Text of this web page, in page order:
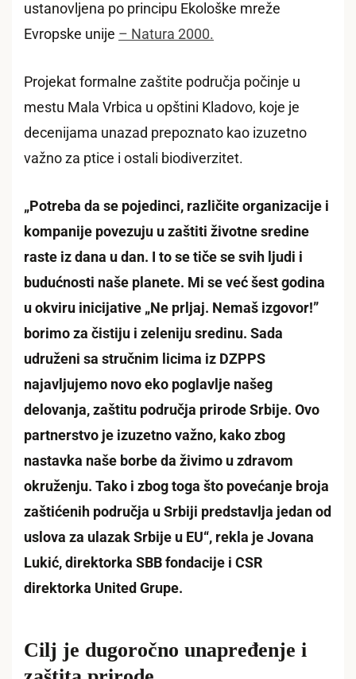
ustanovljena po principu Ekološke mreže
Evropske unije – Natura 2000.
Projekat formalne zaštite područja počinje u
mestu Mala Vrbica u opštini Kladovo, koje je
decenijama unazad prepoznato kao izuzetno
važno za ptice i ostali biodiverzitet.
„Potreba da se pojedinci, različite organizacije i
kompanije povezuju u zaštiti životne sredine
raste iz dana u dan. I to se tiče se svih ljudi i
budućnosti naše planete. Mi se već šest godina
u okviru inicijative „Ne prljaj. Nemaš izgovor!”
borimo za čistiju i zeleniju sredinu. Sada
udruženi sa stručnim licima iz DZPPS
najavljujemo novo eko poglavlje našeg
delovanja, zaštitu područja prirode Srbije. Ovo
partnerstvo je izuzetno važno, kako zbog
nastavka naše borbe da živimo u zdravom
okruženju. Tako i zbog toga što povećanje broja
zaštićenih područja u Srbiji predstavlja jedan od
uslova za ulazak Srbije u EU“, rekla je Jovana
Lukić, direktorka SBB fondacije i CSR
direktorka United Grupe.
Cilj je dugoročno unapređenje i